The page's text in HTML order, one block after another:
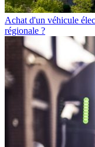
Achat d'un véhicule
régionale ?